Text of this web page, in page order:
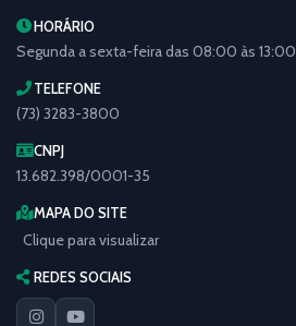
HORÁRIO
Segunda a sexta-feira das 08:00 às 13:00
TELEFONE
(73) 3283-3800
CNPJ
13.682.398/0001-35
MAPA DO SITE
Clique para visualizar
REDES SOCIAIS